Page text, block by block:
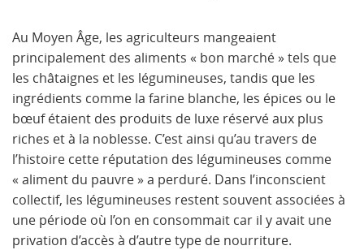
Au Moyen Âge, les agriculteurs mangeaient
principalement des aliments « bon marché » tels que
les châtaignes et les légumineuses, tandis que les
ingrédients comme la farine blanche, les épices ou le
bœuf étaient des produits de luxe réservé aux plus
riches et à la noblesse. C’est ainsi qu’au travers de
l’histoire cette réputation des légumineuses comme
« aliment du pauvre » a perduré. Dans l’inconscient
collectif, les légumineuses restent souvent associées à
une période où l’on en consommait car il y avait une
privation d’accès à d’autre type de nourriture.